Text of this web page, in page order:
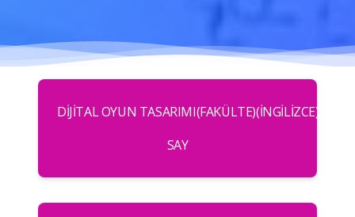
DIJITAL OYUN TASARIMI(FAKÜLTE)(İNGILIZCE)(%50
SAY